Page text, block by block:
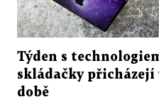
Týden s
skládačky přicházejí
době